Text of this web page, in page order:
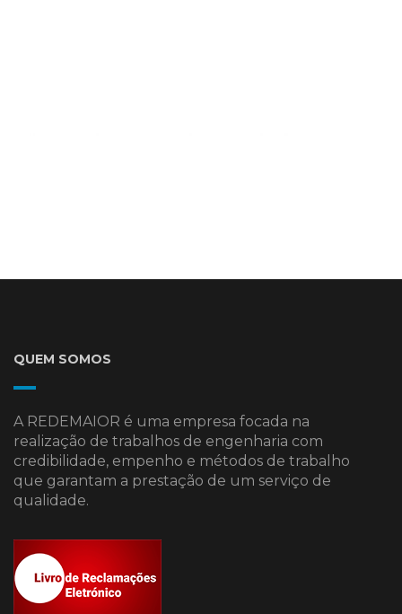
QUEM SOMOS
A REDEMAIOR é uma empresa focada na
realização de trabalhos de engenharia com
credibilidade, empenho e métodos de trabalho
que garantam a prestação de um serviço de
qualidade.